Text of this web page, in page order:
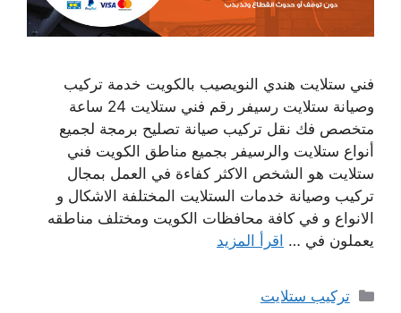
فني ستلايت هندي النويصيب بالكويت خدمة تركيب
وصيانة ستلايت رسيفر رقم فني ستلايت 24 ساعة
متخصص فك نقل تركيب صيانة تصليح برمجة لجميع
أنواع ستلايت والرسيفر بجميع مناطق الكويت فني
ستلايت هو الشخص الاكثر كفاءة في العمل بمجال
تركيب وصيانة خدمات الستلايت المختلفة الاشكال و
الانواع و في كافة محافظات الكويت ومختلف مناطقه
يعملون في … اقرأ المزيد
التصنيفات
تركيب ستلايت